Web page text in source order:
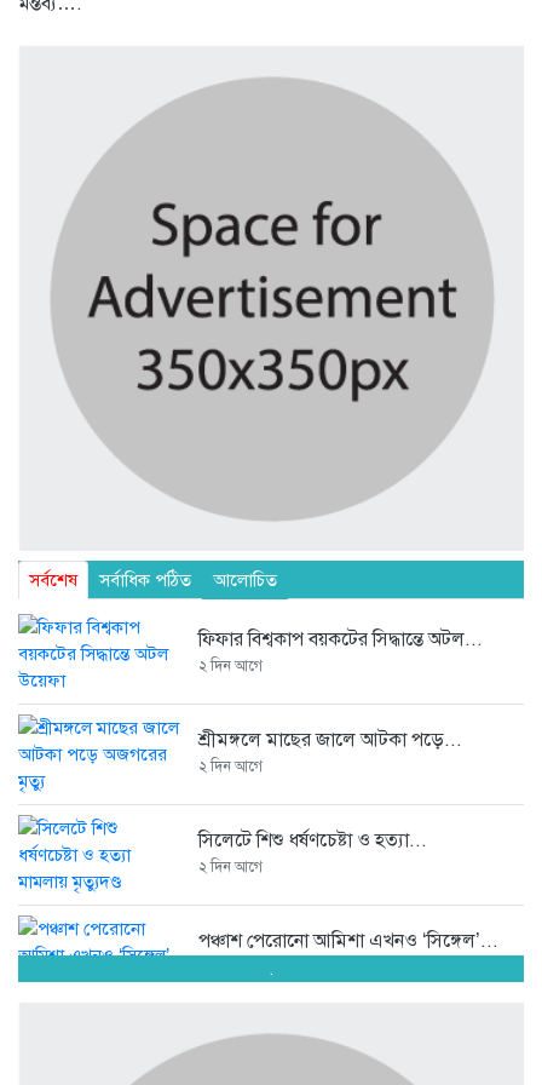
সর্বশেষ সর্বাধিক পঠিত আলোচিত
ফিফার বিশ্বকাপ বয়কটের সিদ্ধান্তে অটল...
২ দিন আগে
শ্রীমঙ্গলে মাছের জালে আটকা পড়ে...
২ দিন আগে
সিলেটে শিশু ধর্ষণচেষ্টা ও হত্যা...
২ দিন আগে
পঞ্চাশ পেরোনো আমিশা এখনও ‘সিঙ্গেল’...
যে ৭ অভ্যাস আপনার হৃদরোগের...
.